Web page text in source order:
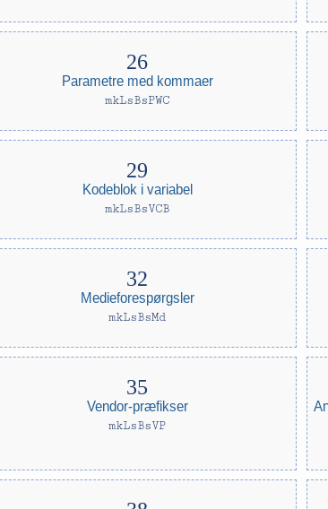
Parametre med kommaer
mkLsBsPWC
Kodeblok i variabel
mkLsBsVCB
Medieforespørgsler
mkLsBsMd
Vendor-præfikser
mkLsBsVP